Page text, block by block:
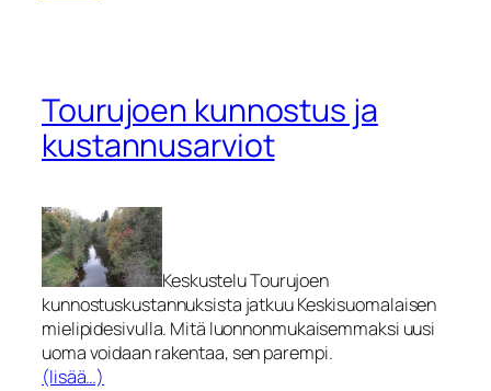
Tourujoen kunnostus ja
kustannusarviot
Keskustelu Tourujoen
kunnostuskustannuksista jatkuu Keskisuomalaisen
mielipidesivulla. Mitä luonnonmukaisemmaksi uusi
uoma voidaan rakentaa, sen parempi.
(lisää…)